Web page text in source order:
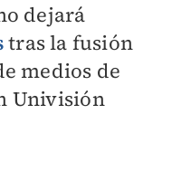
dejará
tras la fusión
medios de
Univisión